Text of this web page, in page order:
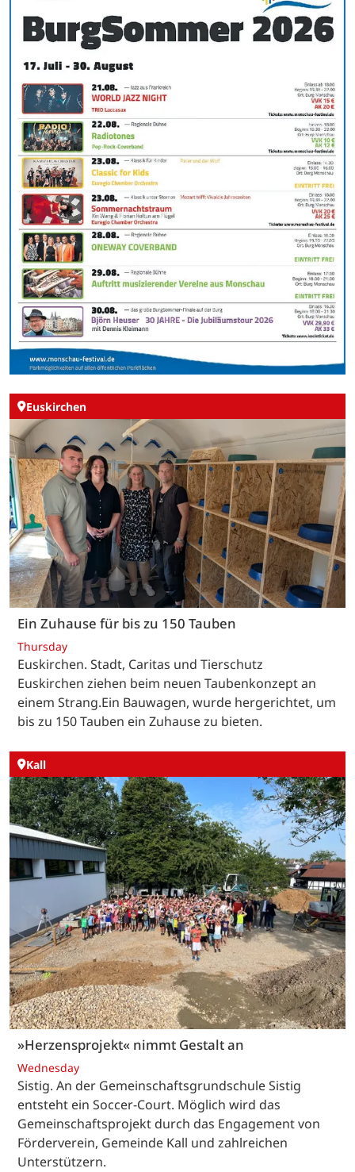
Euskirchen
Ein Zuhause für bis zu 150 Tauben
Thursday
Euskirchen. Stadt, Caritas und Tierschutz
Euskirchen ziehen beim neuen Taubenkonzept an
einem Strang.Ein Bauwagen, wurde hergerichtet, um
bis zu 150 Tauben ein Zuhause zu bieten.
Kall
»Herzensprojekt« nimmt Gestalt an
Wednesday
Sistig. An der Gemeinschaftsgrundschule Sistig
entsteht ein Soccer-Court. Möglich wird das
Gemeinschaftsprojekt durch das Engagement von
Förderverein, Gemeinde Kall und zahlreichen
Unterstützern.